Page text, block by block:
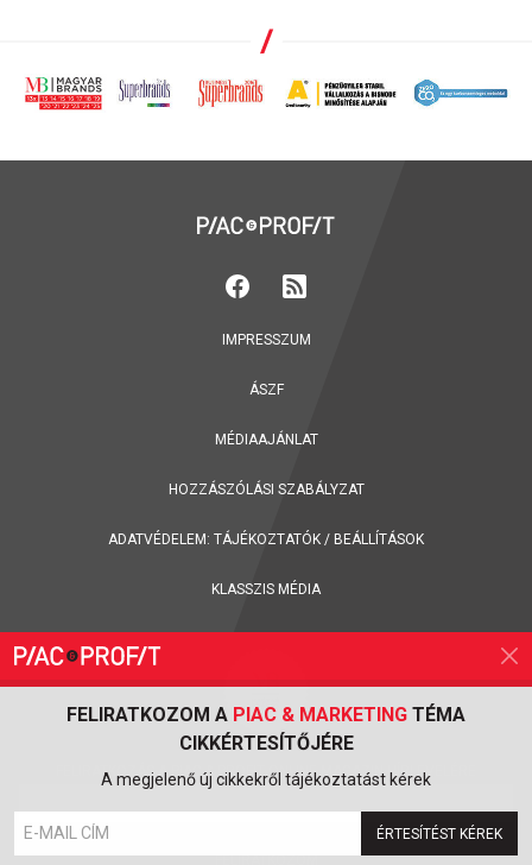
FELIRATKOZOM A PIAC & MARKETING TÉMA
CIKKÉRTESÍTŐJÉRE
A megjelenő új cikkekről tájékoztatást kérek
ÉRTESÍTÉST KÉREK
IMPRESSZUM
ÁSZF
MÉDIAAJÁNLAT
HOZZÁSZÓLÁSI SZABÁLYZAT
ADATVÉDELEM: TÁJÉKOZTATÓK / BEÁLLÍTÁSOK
KLASSZIS MÉDIA
FELIRATKOZÁS A PIAC & PROFIT ONLINE MAGAZIN HÍRLEVELÉRE
FELIRATKOZOM